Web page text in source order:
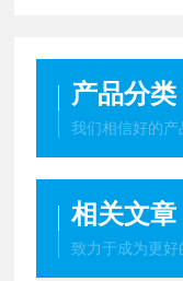
产品分类
我们相信好的产
相关文章
致力于成为更好